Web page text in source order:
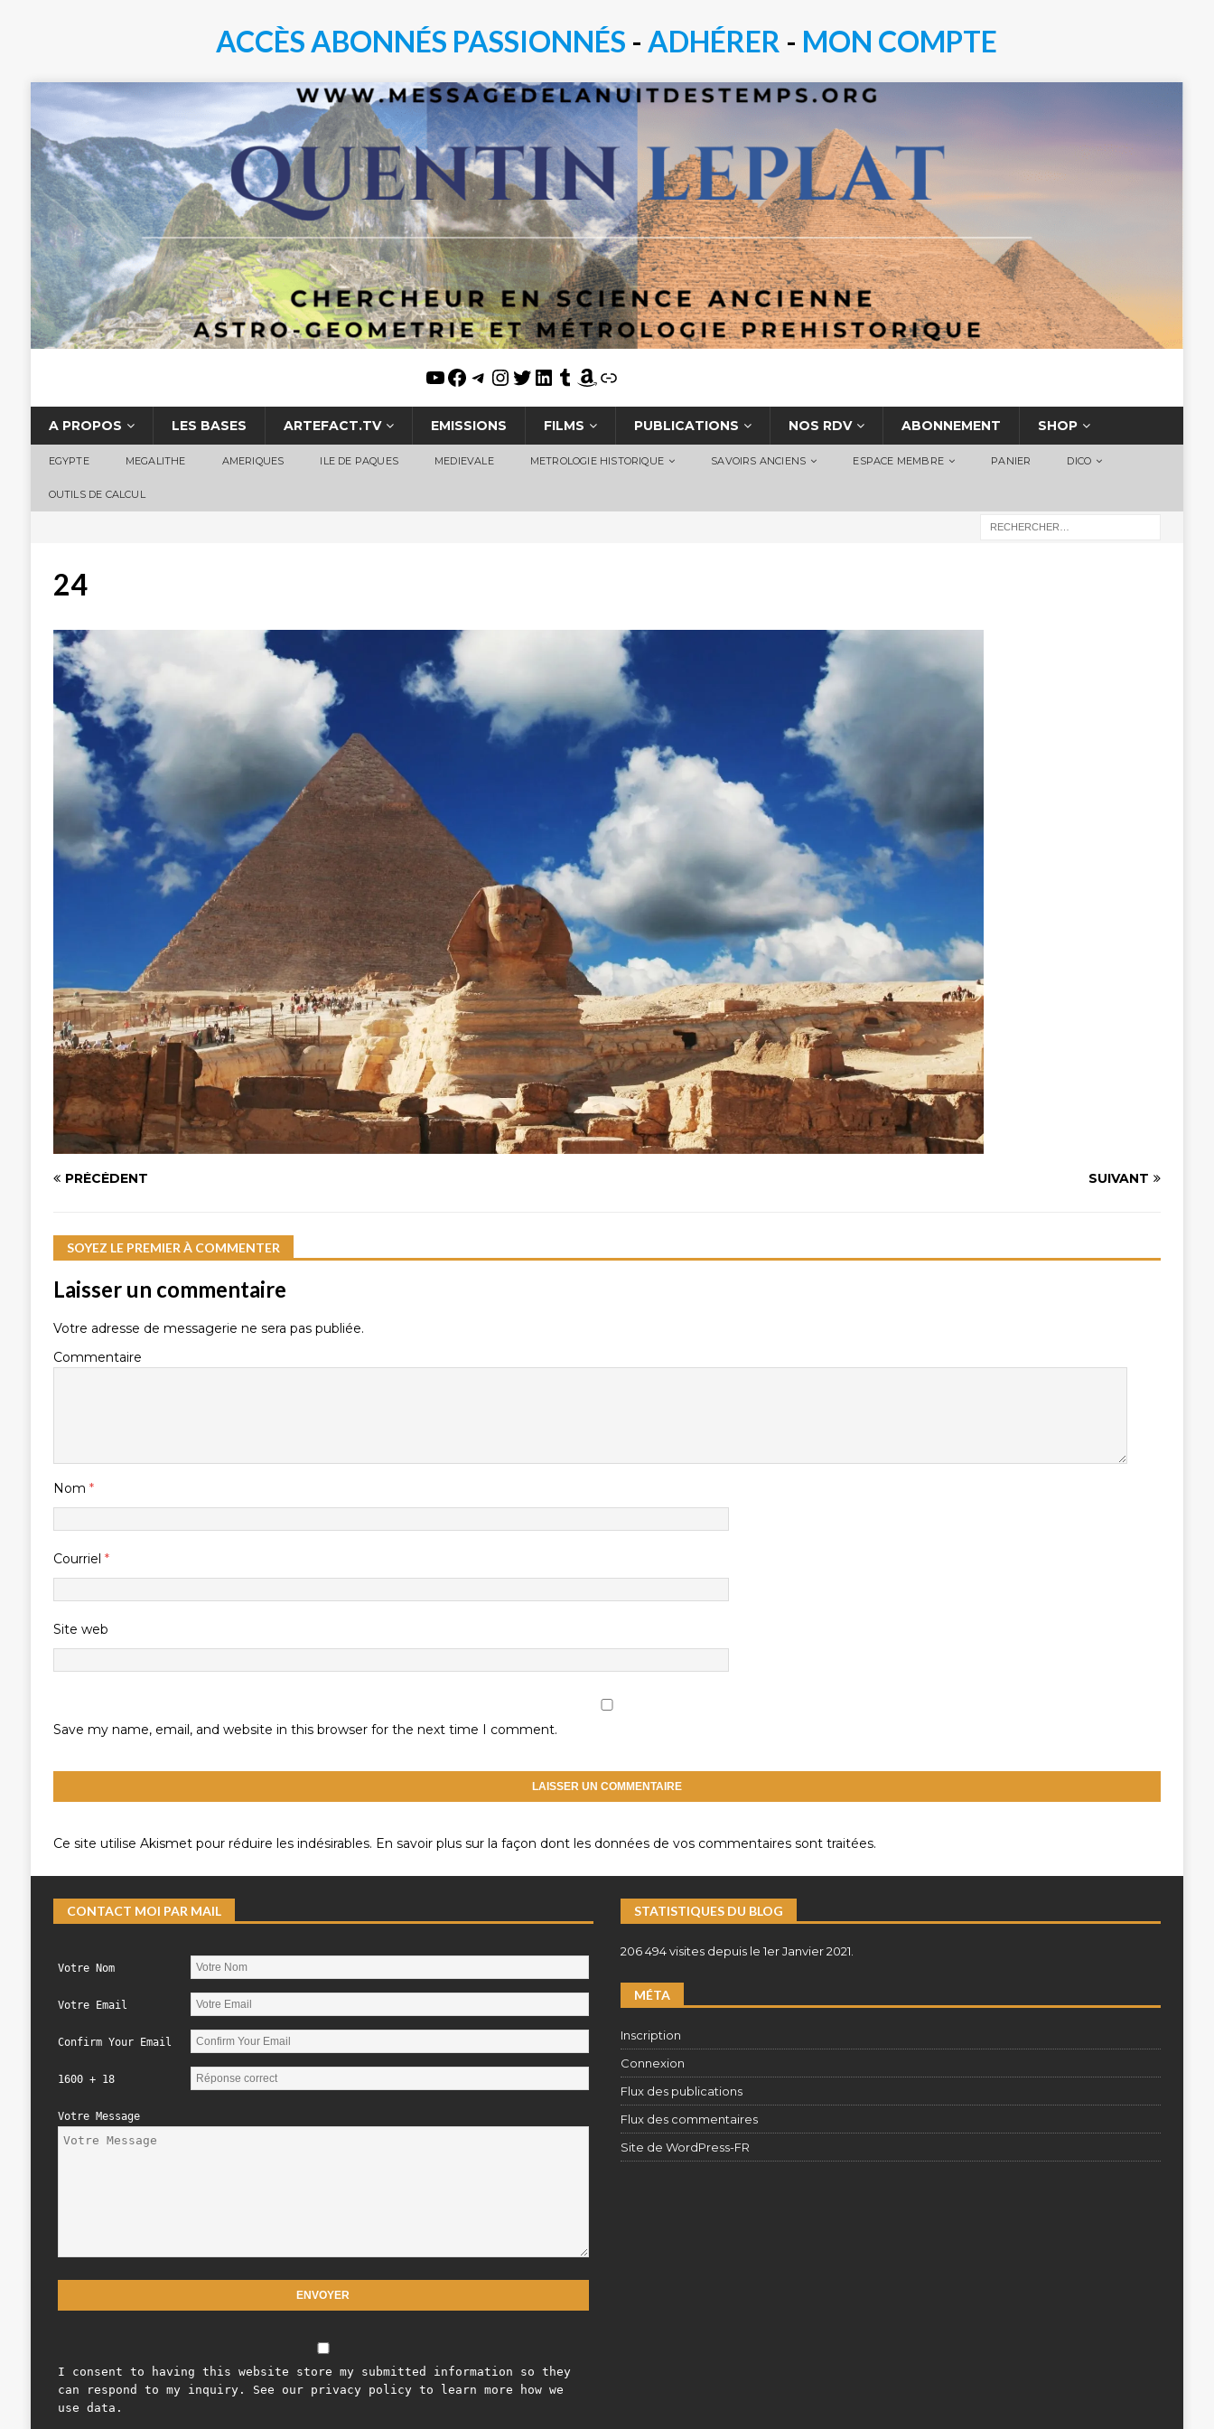
ACCÈS ABONNÉS PASSIONNÉS -ADHÉRER - MON COMPTE
A PROPOS LES BASES ARTEFACT.TV EMISSIONS FILMS PUBLICATIONS NOS RDV ABONNEMENT SHOP
EGYPTE MEGALITHE AMERIQUES ILE DE PAQUES MEDIEVALE METROLOGIE HISTORIQUE SAVOIRS ANCIENS ESPACE MEMBRE PANIER DICO
OUTILS DE CALCUL
24
PRÉCÉDENT SUIVANT
SOYEZ LE PREMIER À COMMENTER
Laisser un commentaire
Votre adresse de messagerie ne sera pas publiée.
Commentaire
Nom *
Courriel *
Site web
Save my name, email, and website in this browser for the next time I comment.
Ce site utilise Akismet pour réduire les indésirables. En savoir plus sur la façon dont les données de vos commentaires sont traitées.
CONTACT MOI PAR MAIL
Votre Nom
Votre Email
Confirm Your Email
1600 + 18
Votre Message
I consent to having this website store my submitted information so they
can respond to my inquiry. See our privacy policy to learn more how we
use data.
STATISTIQUES DU BLOG
206 494 visites depuis le 1er Janvier 2021.
MÉTA
Inscription
Connexion
Flux des publications
Flux des commentaires
Site de WordPress-FR